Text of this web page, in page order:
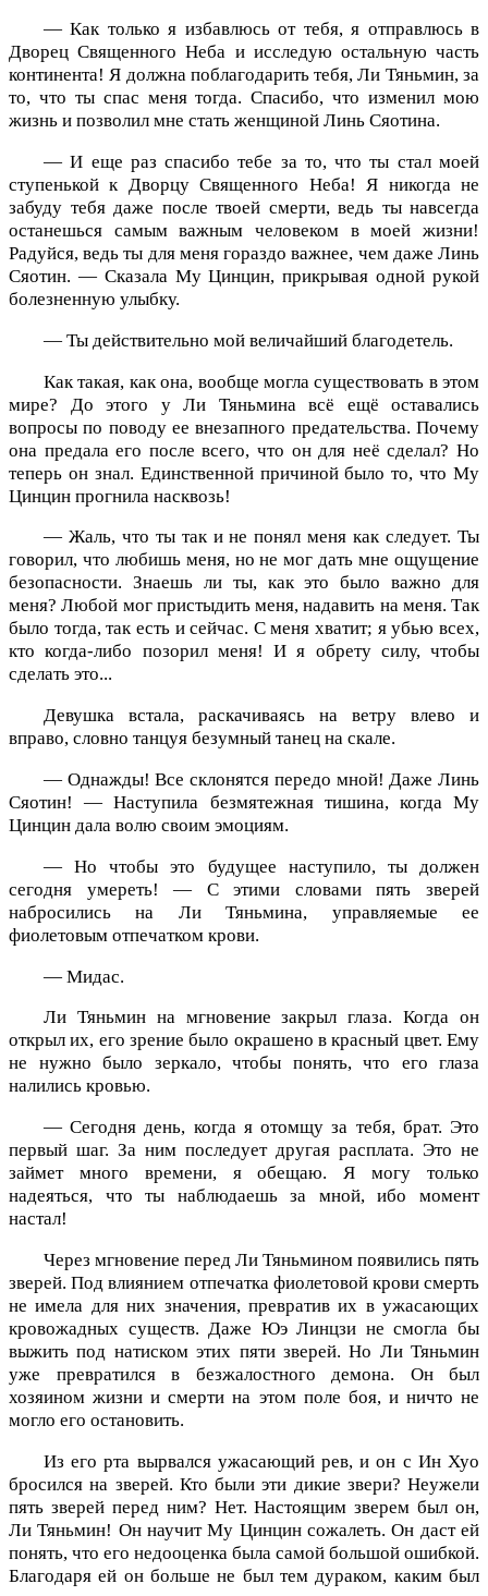
— Как только я избавлюсь от тебя, я отправлюсь в
Дворец Священного Неба и исследую остальную часть
континента! Я должна поблагодарить тебя, Ли Тяньмин, за
то, что ты спас меня тогда. Спасибо, что изменил мою
жизнь и позволил мне стать женщиной Линь Сяотина.
— И еще раз спасибо тебе за то, что ты стал моей
ступенькой к Дворцу Священного Неба! Я никогда не
забуду тебя даже после твоей смерти, ведь ты навсегда
останешься самым важным человеком в моей жизни!
Радуйся, ведь ты для меня гораздо важнее, чем даже Линь
Сяотин. — Сказала Му Цинцин, прикрывая одной рукой
болезненную улыбку.
— Ты действительно мой величайший благодетель.
Как такая, как она, вообще могла существовать в этом
мире? До этого у Ли Тяньмина всё ещё оставались
вопросы по поводу ее внезапного предательства. Почему
она предала его после всего, что он для неё сделал? Но
теперь он знал. Единственной причиной было то, что Му
Цинцин прогнила насквозь!
— Жаль, что ты так и не понял меня как следует. Ты
говорил, что любишь меня, но не мог дать мне ощущение
безопасности. Знаешь ли ты, как это было важно для
меня? Любой мог пристыдить меня, надавить на меня. Так
было тогда, так есть и сейчас. С меня хватит; я убью всех,
кто когда-либо позорил меня! И я обрету силу, чтобы
сделать это...
Девушка встала, раскачиваясь на ветру влево и
вправо, словно танцуя безумный танец на скале.
— Однажды! Все склонятся передо мной! Даже Линь
Сяотин! — Наступила безмятежная тишина, когда Му
Цинцин дала волю своим эмоциям.
— Но чтобы это будущее наступило, ты должен
сегодня умереть! — С этими словами пять зверей
набросились на Ли Тяньмина, управляемые ее
фиолетовым отпечатком крови.
— Мидас.
Ли Тяньмин на мгновение закрыл глаза. Когда он
открыл их, его зрение было окрашено в красный цвет. Ему
не нужно было зеркало, чтобы понять, что его глаза
налились кровью.
— Сегодня день, когда я отомщу за тебя, брат. Это
первый шаг. За ним последует другая расплата. Это не
займет много времени, я обещаю. Я могу только
надеяться, что ты наблюдаешь за мной, ибо момент
настал!
Через мгновение перед Ли Тяньмином появились пять
зверей. Под влиянием отпечатка фиолетовой крови смерть
не имела для них значения, превратив их в ужасающих
кровожадных существ. Даже Юэ Линцзи не смогла бы
выжить под натиском этих пяти зверей. Но Ли Тяньмин
уже превратился в безжалостного демона. Он был
хозяином жизни и смерти на этом поле боя, и ничто не
могло его остановить.
Из его рта вырвался ужасающий рев, и он с Ин Хуо
бросился на зверей. Кто были эти дикие звери? Неужели
пять зверей перед ним? Нет. Настоящим зверем был он,
Ли Тяньмин! Он научит Му Цинцин сожалеть. Он даст ей
понять, что его недооценка была самой большой ошибкой.
Благодаря ей он больше не был тем дураком, каким был